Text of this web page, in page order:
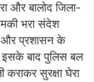
और बालोद जिला-
भरा संदेश
और प्रशासन के
इसके बाद पुलिस बल
कराकर सुरक्षा घेरा